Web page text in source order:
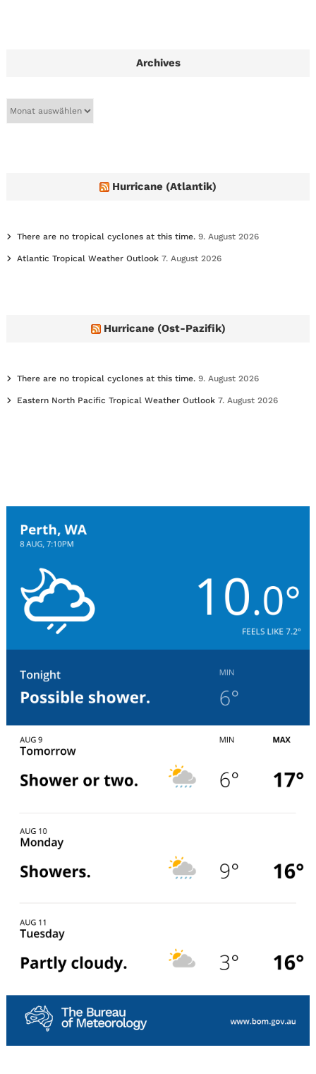
Archives
Hurricane (Atlantik)
There are no tropical cyclones at this time. 9. August 2026
Atlantic Tropical Weather Outlook 7. August 2026
Hurricane (Ost-Pazifik)
There are no tropical cyclones at this time. 9. August 2026
Eastern North Pacific Tropical Weather Outlook 7. August 2026